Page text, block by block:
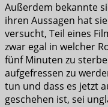
Außerdem bekannte
ihren Aussagen hat
versucht, Teil eines
zwar egal in welcher
fünf Minuten zu
aufgefressen zu
tun und dass es jetzt
geschehen ist, sei